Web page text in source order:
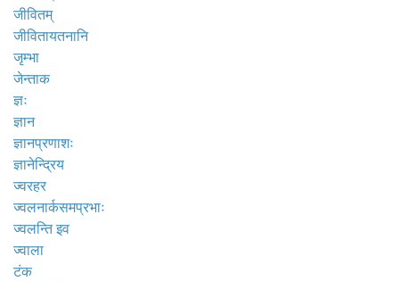
जीवितम्
जीवितायतनानि
जृम्भा
जेन्ताक
ज्ञः
ज्ञान
ज्ञानप्रणाशः
ज्ञानेन्द्रिय
ज्वरहर
ज्वलनार्कसमप्रभाः
ज्वलन्ति इव
ज्वाला
टंक